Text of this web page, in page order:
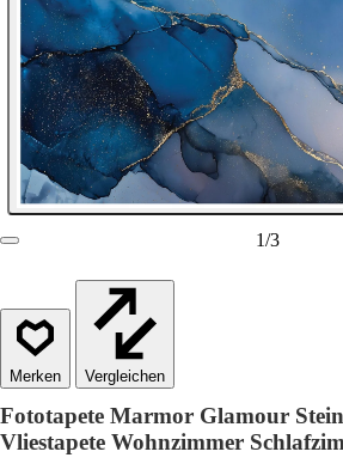
1/3
Vergleichen
Fototapete Marmor Glamour
Vliestapete Wohnzimmer